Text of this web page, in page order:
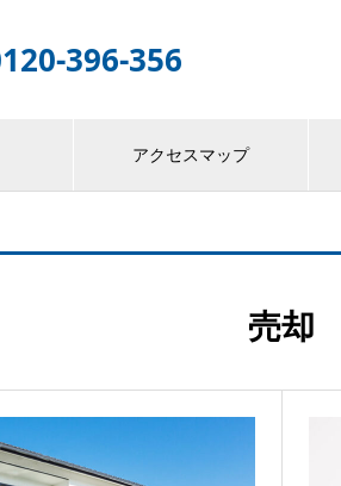
396-356
アクセスマップ
売却